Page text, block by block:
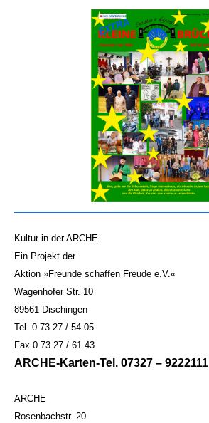
Kultur in der ARCHE
Ein Projekt der
Aktion »Freunde schaffen Freude e.V.«
Wagenhofer Str. 10
89561 Dischingen
Tel. 0 73 27 / 54 05
Fax 0 73 27 / 61 43
ARCHE-Karten-Tel. 07327 – 9222111
ARCHE
Rosenbachstr. 20